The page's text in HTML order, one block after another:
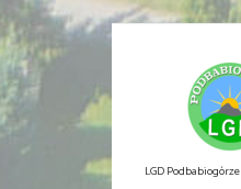
LGD Podbabiogórze